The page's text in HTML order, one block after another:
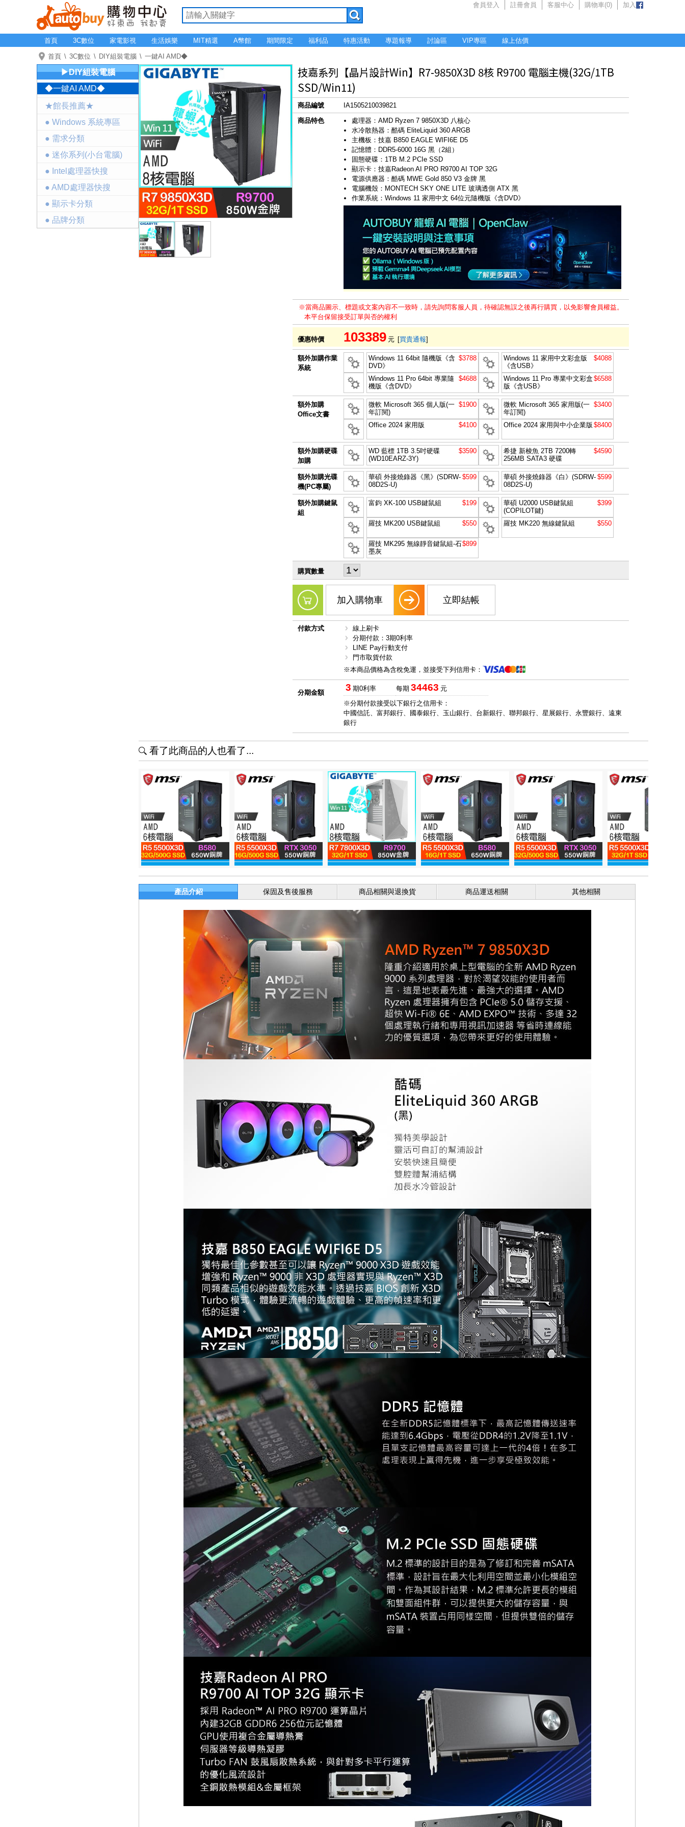
會員登入 註冊會員 客服中心 購物車(0) 加入
首頁 3C數位 家電影視 生活娛樂 MIT精選 A幣館 期間限定 福利品 特惠活動 專題報導 討論區 VIP專區 線上估價
首頁 3C數位 DIY組裝電腦 一鍵AI AMD◆
技嘉系列【晶片設計Win】R7-9850X3D 8核 R9700 電腦主機(32G/1TB
SSD/Win11)
商品編號
IA1505210039821
商品特色
處理器：AMD Ryzen 7 9850X3D 八核心
水冷散熱器：酷碼 EliteLiquid 360 ARGB
主機板：技嘉 B850 EAGLE WIFI6E D5
記憶體：DDR5-6000 16G 黑（2組）
固態硬碟：1TB M.2 PCIe SSD
顯示卡：技嘉Radeon AI PRO R9700 AI TOP 32G
電源供應器：酷碼 MWE Gold 850 V3 金牌 黑
電腦機殼：MONTECH SKY ONE LITE 玻璃透側 ATX 黑
作業系統：Windows 11 家用中文 64位元隨機版《含DVD》
※當商品圖示、標題或文案內容不一致時，請先詢問客服人員，待確認無誤之後再行購買，以免影響會員權益。
本平台保留接受訂單與否的權利
優惠特價 103389 元 [買貴通報]
額外加購作業
系統
Windows 11 64bit 隨機版《含
DVD》
$3788
Windows 11 家用中文彩盒版
《含USB》
$4088
Windows 11 Pro 64bit 專業隨
機版《含DVD》
$4688
Windows 11 Pro 專業中文彩盒
版《含USB》
$6588
額外加購
Office文書
微軟 Microsoft 365 個人版(一
年訂閱)
$1900
微軟 Microsoft 365 家用版(一
年訂閱)
$3400
Office 2024 家用版 $4100 Office 2024 家用與中小企業版 $8400
額外加購硬碟
加購
WD 藍標 1TB 3.5吋硬碟
(WD10EARZ-3Y)
$3590
希捷 新梭魚 2TB 7200轉
256MB SATA3 硬碟
$4590
額外加購光碟
機(PC專屬)
華碩 外接燒錄器《黑》(SDRW-
08D2S-U)
$599
華碩 外接燒錄器《白》(SDRW-
08D2S-U)
$599
額外加購鍵鼠
組
富鈞 XK-100 USB鍵鼠組 $199
華碩 U2000 USB鍵鼠組
(COPILOT鍵)
$399
羅技 MK200 USB鍵鼠組 $550 羅技 MK220 無線鍵鼠組 $550
羅技 MK295 無線靜音鍵鼠組-石
墨灰
$899
購買數量
加入購物車 立即結帳
付款方式
線上刷卡
分期付款：3期0利率
LINE Pay行動支付
門市取貨付款
※本商品價格為含稅免運，並接受下列信用卡：
分期金額 3 期0利率 每期 34463 元
※分期付款接受以下銀行之信用卡：
中國信託、富邦銀行、國泰銀行、玉山銀行、台新銀行、聯邦銀行、星展銀行、永豐銀行、遠東
銀行
看了此商品的人也看了...
產品介紹 保固及售後服務 商品相關與退換貨 商品運送相關 其他相關
▶DIY組裝電腦
◆一鍵AI AMD◆
★館長推薦★
● Windows 系統專區
● 需求分類
● 迷你系列(小台電腦)
● Intel處理器快搜
● AMD處理器快搜
● 顯示卡分類
● 品牌分類